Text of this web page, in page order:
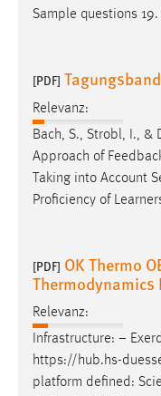
Sample questions 19.
[PDF]
Relevanz:
Bach, S., Strobl, I., &
Approach of
Taking into Account
Proficiency of
[PDF] OK Thermo
Thermodynamics
Relevanz:
Infrastructure: −
https://hub.hs-
platform defined:
EXTERNE
externen Medien
YouTube
Vimeo